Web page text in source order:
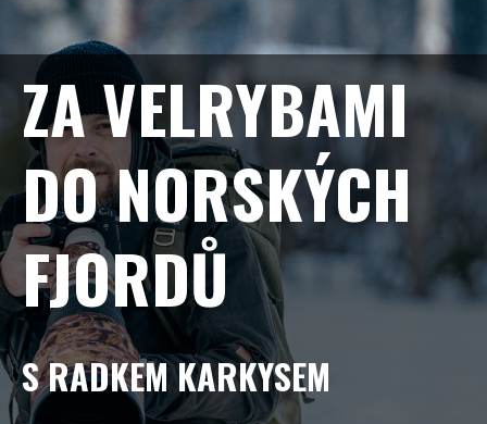
ZA VELRYBAMI
DO NORSKÝCH
FJORDŮ
S RADKEM KARKYSEM